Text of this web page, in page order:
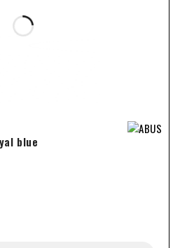
blue